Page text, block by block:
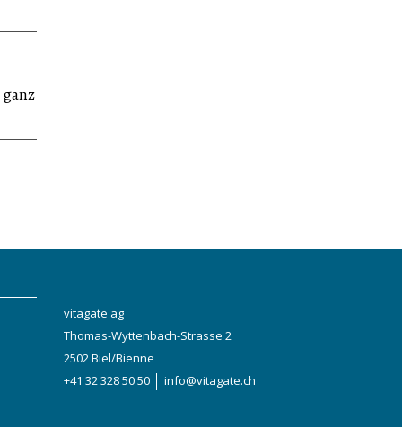
vitagate ag
Thomas-Wyttenbach-Strasse 2
2502 Biel/Bienne
+41 32 328 50 50
info@vitagate.ch